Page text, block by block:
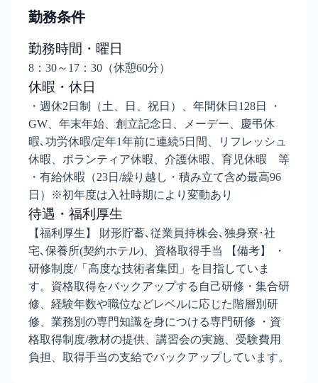
勤務条件
勤務時間・曜日
8：30～17：30（休憩60分）
休暇・休日
・週休2日制（土、日、祝日）、年間休日128日 ・
GW、年末年始、創立記念日、メーデー、慶弔休
暇､功労休暇/定年1年前に連続5日間、リフレッシュ
休暇、ボランティア休暇、介護休暇、育児休暇 等
・有給休暇（23日/繰り越し・積み立て含め最高96
日）※初年度は入社時期により変動あり
待遇・福利厚生
【福利厚生】 財形貯蓄､従業員持株会､独身寮･社
宅､保養所(契約ホテル)、資格取得手当 【備考】 ・
研修制度/「高度な技術者集団」を目指していま
す。資格取得をバックアップする自己研修・集合研
修、経験年数や職位などレベルに応じた階層別研
修、業務別の専門知識を身につける専門研修 ・資
格取得制度/教材の提供、講習会の実施、受験費用
負担、取得手当の支給でバックアップしています。